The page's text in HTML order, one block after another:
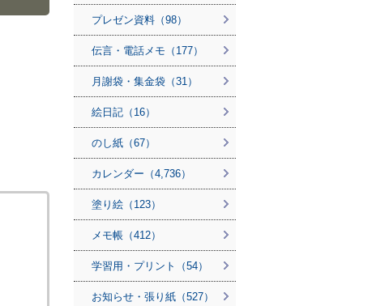
プレゼン資料（98）
伝言・電話メモ（177）
月謝袋・集金袋（31）
絵日記（16）
のし紙（67）
カレンダー（4,736）
塗り絵（123）
メモ帳（412）
学習用・プリント（54）
お知らせ・張り紙（527）